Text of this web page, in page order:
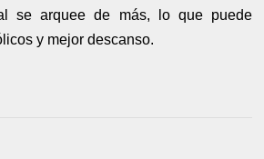
se arquee de más, lo que puede
y mejor descanso.